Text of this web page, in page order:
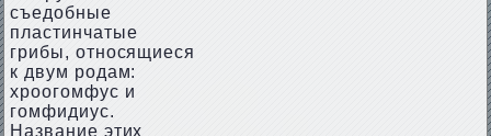
съедобные
пластинчатые
грибы, относящиеся
к двум родам:
хроогомфус и
гомфидиус.
Название этих